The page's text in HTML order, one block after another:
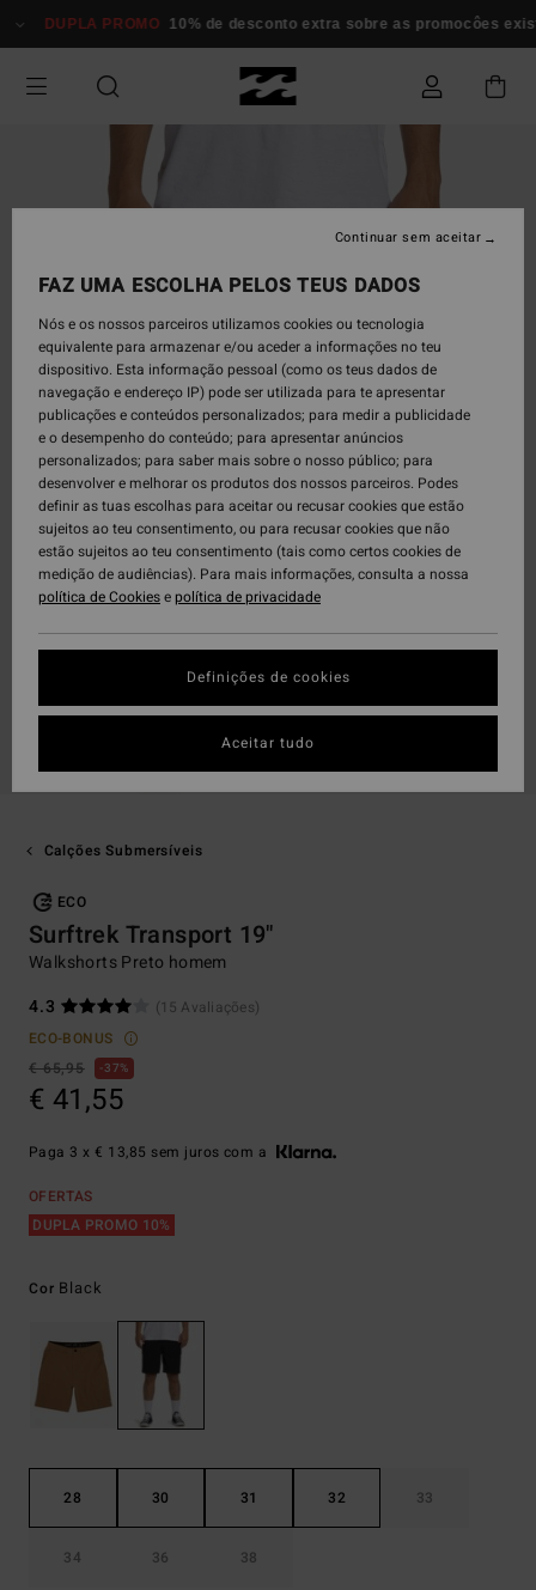
para
informação
DUPLA PROMO 10% de desconto extra sobre as promocôes
Calções Submersíveis
ECO
Surftrek Transport 19"
Walkshorts Preto homem
4.3
(15 Avaliações)
ECO-BONUS
€ 65,95
37%
€ 41,55
Paga 3 x € 13,85 sem juros com a
OFERTAS
DUPLA PROMO 10%
Cor Black
28 30 31 32 33
34 36 38
FAZ UMA ESCOLHA PELOS TEUS DADOS
Nós e os nossos parceiros utilizamos cookies ou tecnologia
equivalente para armazenar e/ou aceder a informações no teu
dispositivo. Esta informação pessoal (como os teus dados de
navegação e endereço IP) pode ser utilizada para te apresentar
publicações e conteúdos personalizados; para medir a publicidade
e o desempenho do conteúdo; para apresentar anúncios
personalizados; para saber mais sobre o nosso público; para
desenvolver e melhorar os produtos dos nossos parceiros. Podes
definir as tuas escolhas para aceitar ou recusar cookies que estão
sujeitos ao teu consentimento, ou para recusar cookies que não
estão sujeitos ao teu consentimento (tais como certos cookies de
medição de audiências). Para mais informações, consulta a nossa
política de Cookiesepolítica de privacidade
Definições de cookies
Continuar sem aceitar
Aceitar tudo